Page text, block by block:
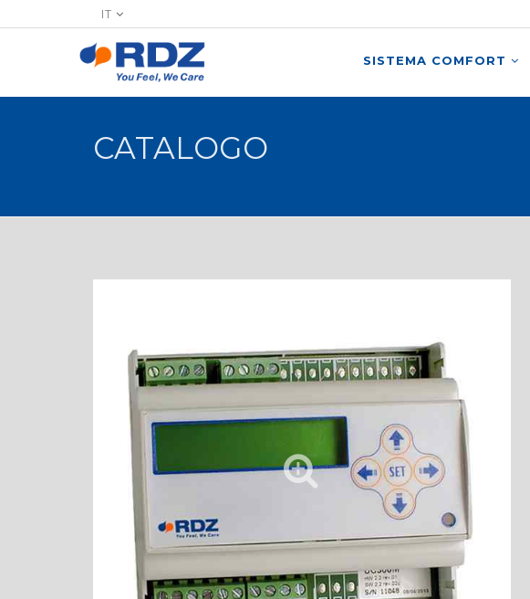
IT
SISTEMA COMFORT
CATALOGO